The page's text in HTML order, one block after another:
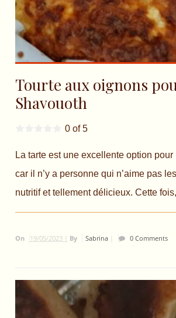
Tourte aux oignons
Shavouoth
0 of 5
La tarte est une excellente option
car il n’y a personne qui n’aime pas
nutritif et tellement délicieux. Cette fois,
On 19/05/2023 | By Sabrina| 0 Comments